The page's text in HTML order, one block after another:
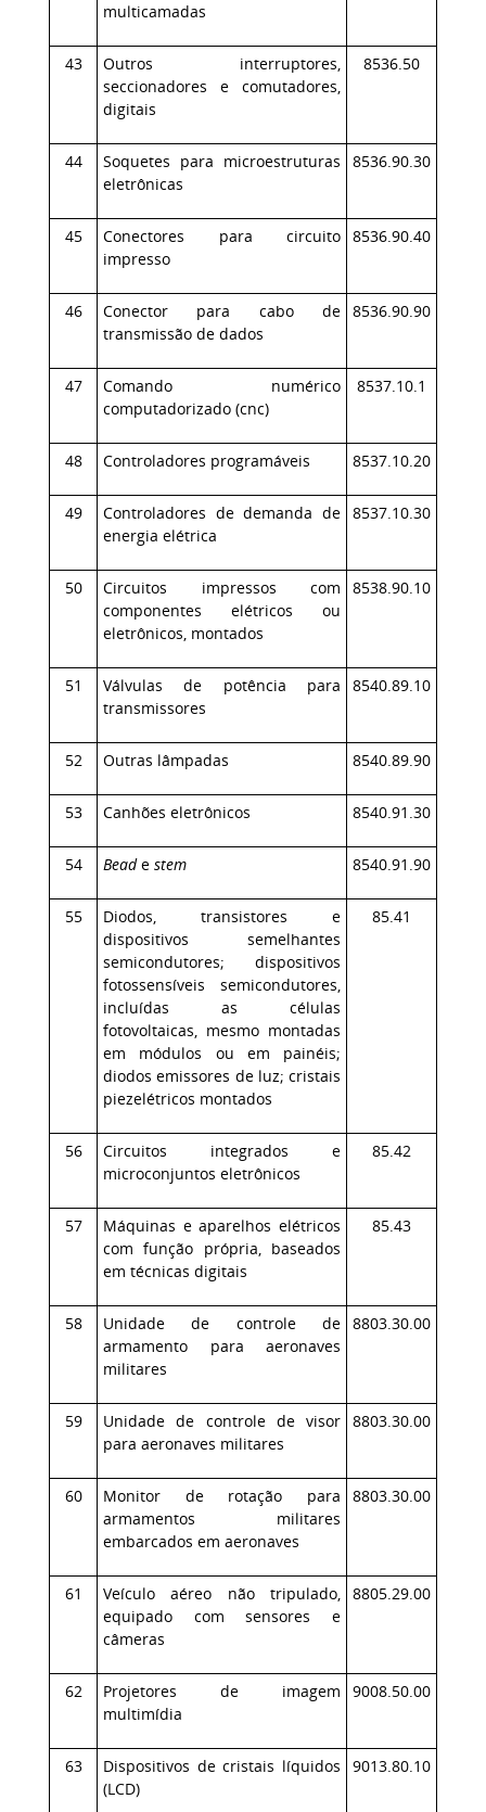
multicamadas
43
Outros interruptores,
seccionadores e comutadores,
digitais
8536.50
44
Soquetes para microestruturas
eletrônicas
8536.90.30
45
Conectores para circuito
impresso
8536.90.40
46
Conector para cabo de
transmissão de dados
8536.90.90
47
Comando numérico
computadorizado (cnc)
8537.10.1
48 Controladores programáveis 8537.10.20
49
Controladores de demanda de
energia elétrica
8537.10.30
50
Circuitos impressos com
componentes elétricos ou
eletrônicos, montados
8538.90.10
51
Válvulas de potência para
transmissores
8540.89.10
52 Outras lâmpadas 8540.89.90
53 Canhões eletrônicos 8540.91.30
54 Beade stem 8540.91.90
55
Diodos, transistores e
dispositivos semelhantes
semicondutores; dispositivos
fotossensíveis semicondutores,
incluídas as células
fotovoltaicas, mesmo montadas
em módulos ou em painéis;
diodos emissores de luz; cristais
piezelétricos montados
85.41
56
Circuitos integrados e
microconjuntos eletrônicos
85.42
57
Máquinas e aparelhos elétricos
com função própria, baseados
em técnicas digitais
85.43
58
Unidade de controle de
armamento para aeronaves
militares
8803.30.00
59
Unidade de controle de visor
para aeronaves militares
8803.30.00
60
Monitor de rotação para
armamentos militares
embarcados em aeronaves
8803.30.00
61
Veículo aéreo não tripulado,
equipado com sensores e
câmeras
8805.29.00
62
Projetores de imagem
multimídia
9008.50.00
63
Dispositivos de cristais líquidos
(LCD)
9013.80.10